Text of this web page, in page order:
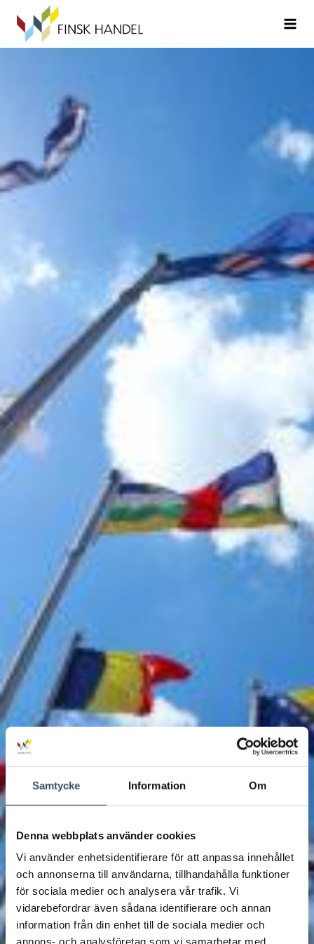
Samtycke Information Om
Denna webbplats använder cookies
Vi använder enhetsidentifierare för att anpassa innehållet
och annonserna till användarna, tillhandahålla funktioner
för sociala medier och analysera vår trafik. Vi
vidarebefordrar även sådana identifierare och annan
information från din enhet till de sociala medier och
annons- och analysföretag som vi samarbetar med.